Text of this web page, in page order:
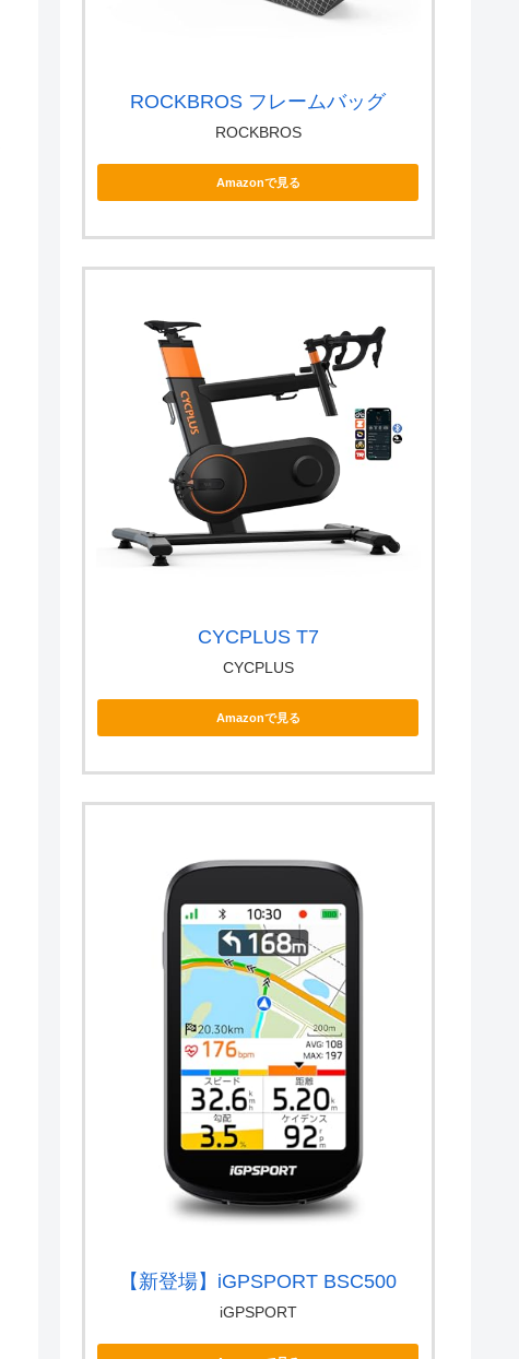
ROCKBROS フレームバッグ
ROCKBROS
Amazonで見る
CYCPLUS T7
CYCPLUS
Amazonで見る
【新登場】iGPSPORT BSC500
iGPSPORT